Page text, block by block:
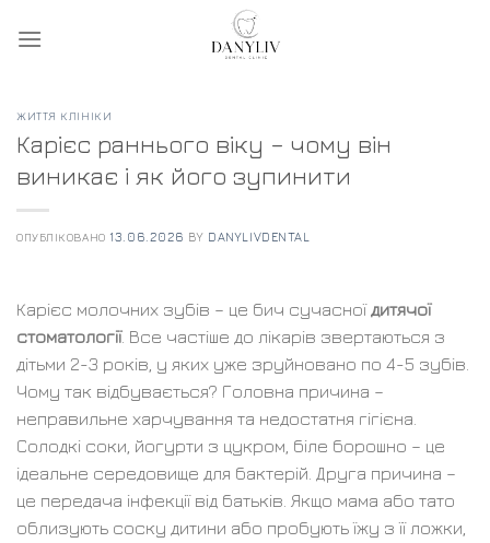
ЖИТТЯ КЛІНІКИ
Карієс раннього віку – чому він
виникає і як його зупинити
ОПУБЛІКОВАНО 13.06.2026 BY DANYLIVDENTAL
Карієс молочних зубів – це бич сучасної дитячої
стоматології. Все частіше до лікарів звертаються з
дітьми 2-3 років, у яких уже зруйновано по 4-5 зубів.
Чому так відбувається? Головна причина –
неправильне харчування та недостатня гігієна.
Солодкі соки, йогурти з цукром, біле борошно – це
ідеальне середовище для бактерій. Друга причина –
це передача інфекції від батьків. Якщо мама або тато
облизують соску дитини або пробують їжу з її ложки,